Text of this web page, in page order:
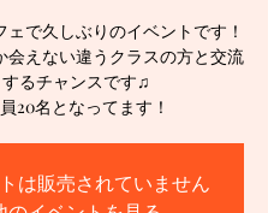
ェで久しぶりのイベントです！
会えない違うクラスの方と交流
するチャンスです♫
20名となってます！
は販売されていません